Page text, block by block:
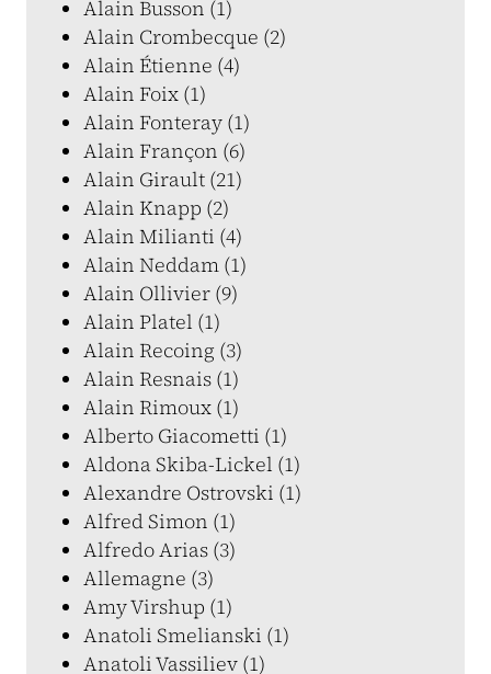
Alain Busson (1)
Alain Crombecque (2)
Alain Étienne (4)
Alain Foix (1)
Alain Fonteray (1)
Alain Françon (6)
Alain Girault (21)
Alain Knapp (2)
Alain Milianti (4)
Alain Neddam (1)
Alain Ollivier (9)
Alain Platel (1)
Alain Recoing (3)
Alain Resnais (1)
Alain Rimoux (1)
Alberto Giacometti (1)
Aldona Skiba-Lickel (1)
Alexandre Ostrovski (1)
Alfred Simon (1)
Alfredo Arias (3)
Allemagne (3)
Amy Virshup (1)
Anatoli Smelianski (1)
Anatoli Vassiliev (1)